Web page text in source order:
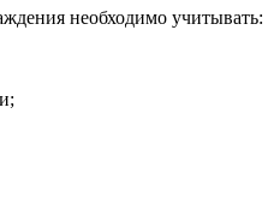
необходимо учитывать: